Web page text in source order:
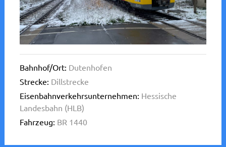
Bahnhof/Ort: Dutenhofen
Strecke: Dillstrecke
Eisenbahnverkehrsunternehmen: Hessische
Landesbahn (HLB)
Fahrzeug: BR 1440